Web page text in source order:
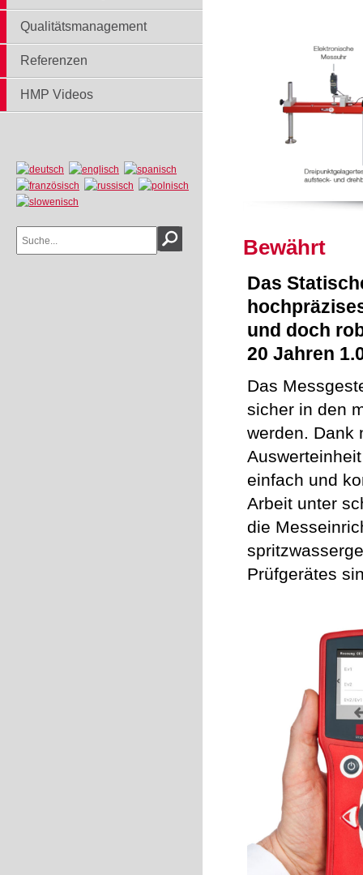
Qualitätsmanagement
Referenzen
HMP Videos
Bewährt
Das
und doch
20 Jahren
Das
sicher in den
werden. Dank
einfach und
Arbeit unter
die
Prüfgerätes